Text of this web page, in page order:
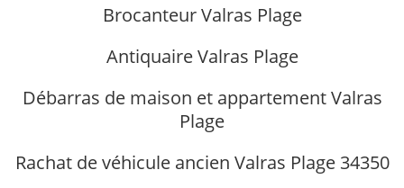
Brocanteur Valras Plage
Antiquaire Valras Plage
Débarras de maison et appartement Valras
Plage
Rachat de véhicule ancien Valras Plage 34350